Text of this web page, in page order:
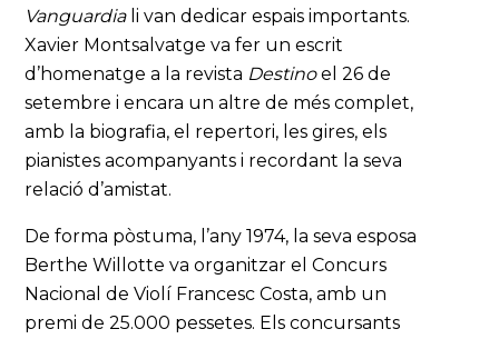
Vanguardia li van dedicar espais importants.
Xavier Montsalvatge va fer un escrit
d’homenatge a la revista Destinoel 26 de
setembre i encara un altre de més complet,
amb la biografia, el repertori, les gires, els
pianistes acompanyants i recordant la seva
relació d’amistat.
De forma pòstuma, l’any 1974, la seva esposa
Berthe Willotte va organitzar el Concurs
Nacional de Violí Francesc Costa, amb un
premi de 25.000 pessetes. Els concursants